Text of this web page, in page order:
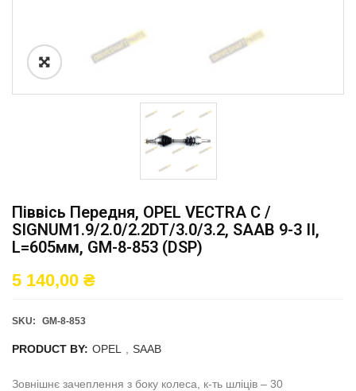
Піввісь Передня, OPEL VECTRA C /
SIGNUM1.9/2.0/2.2DT/3.0/3.2, SAAB 9-3 II,
L=605мм, GM-8-853 (DSP)
5 140,00 ₴
SKU: GM-8-853
PRODUCT BY: OPEL SAAB
Зовнішнє зачеплення з боку колеса, к-ть шліців – 30